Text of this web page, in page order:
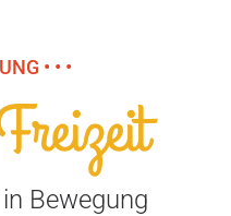
• • •
Bewegung